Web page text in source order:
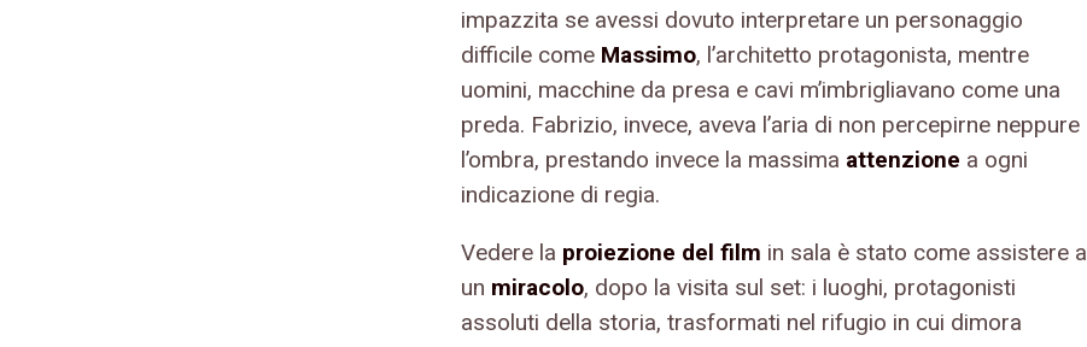
impazzita se avessi dovuto interpretare un personaggio
difficile come Massimo, l’architetto protagonista, mentre
uomini, macchine da presa e cavi m’imbrigliavano come una
preda. Fabrizio, invece, aveva l’aria di non percepirne neppure
l’ombra, prestando invece la massima attenzione a ogni
indicazione di regia.
Vedere la proiezione del film in sala è stato come assistere a
un miracolo, dopo la visita sul set: i luoghi, protagonisti
assoluti della storia, trasformati nel rifugio in cui dimora